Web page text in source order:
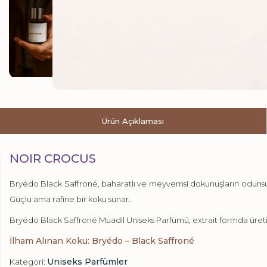
Ürün Açıklaması
NOIR CROCUS
Bryédo Black Saffroné, baharatlı ve meyvemsi dokunuşların
Güçlü ama rafine bir koku sunar.
Bryédo Black Saffroné Muadil Uniseks Parfümü, extrait formda
İlham Alınan Koku: Bryédo – Black Saffroné
Kategori: Uniseks Parfümler